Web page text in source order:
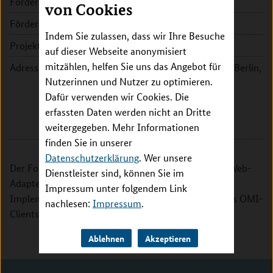
von Cookies
Indem Sie zulassen, dass wir Ihre Besuche
auf dieser Webseite anonymisiert
mitzählen, helfen Sie uns das Angebot für
Nutzerinnen und Nutzer zu optimieren.
Dafür verwenden wir Cookies. Die
erfassten Daten werden nicht an Dritte
weitergegeben. Mehr Informationen
finden Sie in unserer
Datenschutzerklärung. Wer unsere
Dienstleister sind, können Sie im
Impressum unter folgendem Link
nachlesen: Impressum.
Ablehnen Akzeptieren
Förderzeitraum:
Projektleitung:
PD Dr. Tobias Penzkofer
Adresse:
Charité - Universitätsmedizin Berlin,
Klinik für Radiologie und
Kinderradiologie
Charitéplatz 1
10117 Berlin
Der Fokus des Teilvorhabens liegt auf dem DICOM-Web-
Adapter, der Referenz-Gateway-Server/Client-
Implementierung und Einführung und Bewertung des OMI-
Clients.